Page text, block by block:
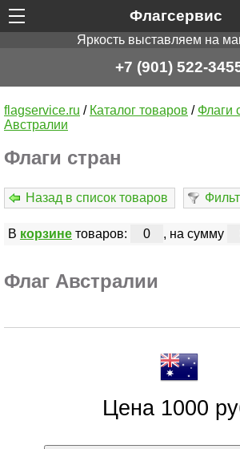
Флагсервис
Яркость выставляем на
+7 (901) 522-
flagservice.ru / Каталог товаров / Флаги
Австралии
Флаги стран
Назад в список товаров
В корзинетоваров: 0 , на сумму
Флаг Австралии
Цена 1000